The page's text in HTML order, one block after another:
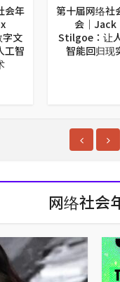
会年
文
工智
第十届网络社
会｜Jack
Stilgoe：让
智能回归现
网络社会